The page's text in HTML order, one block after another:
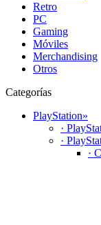
Retro
PC
Gaming
Móviles
Merchandising
Otros
Categorías
PlayStation»
·
·
·